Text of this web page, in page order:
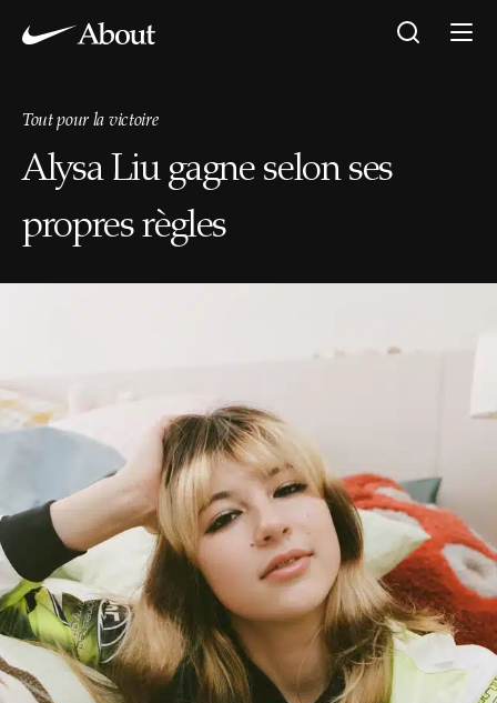
Tout pour la victoire
Alysa Liu gagne selon ses
propres règles